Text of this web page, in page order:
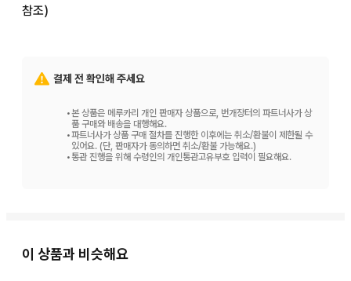
참조)
결제 전 확인해 주세요
•본 상품은 메루카리 개인 판매자 상품으로, 번개장터의 파트너사가 상
품 구매와 배송을 대행해요.
•파트너사가 상품 구매 절차를 진행한 이후에는 취소/환불이 제한될 수
있어요. (단, 판매자가 동의하면 취소/환불 가능해요.)
•통관 진행을 위해 수령인의 개인통관고유부호 입력이 필요해요.
이 상품과 비슷해요